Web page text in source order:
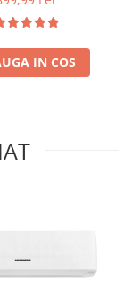
Inox
IN COS